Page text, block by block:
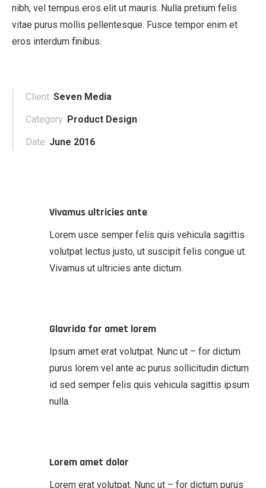
nibh, vel tempus eros elit ut mauris. Nulla pretium felis
vitae purus mollis pellentesque. Fusce tempor enim et
eros interdum finibus.
Client: Seven Media
Category: Product Design
Date: June 2016
Vivamus ultricies ante
Lorem usce semper felis quis vehicula sagittis
volutpat lectus justo, ut suscipit felis congue ut.
Vivamus ut ultricies ante dictum.
Glavrida for amet lorem
Ipsum amet erat volutpat. Nunc ut – for dictum
purus lorem vel ante ac purus sollicitudin dictum
id sed semper felis quis vehicula sagittis ipsum
nulla.
Lorem amet dolor
Lorem erat volutpat. Nunc ut – for dictum purus